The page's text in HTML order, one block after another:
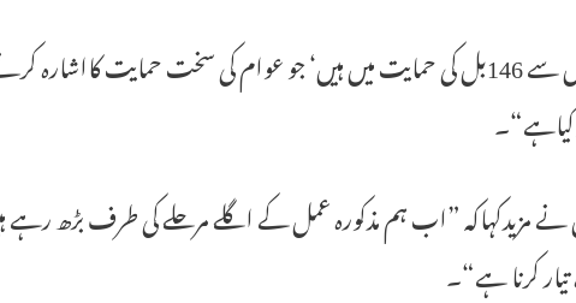
ان میں سے 146بل کی حمایت میں ہیں‘ جو عوام کی سخت حمایت
کرنا ہے“۔